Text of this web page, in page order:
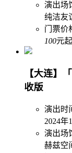
演出场
纯洁友
门票价
100元起
【大连】
收版
演出时
2024年
演出场
赫兹空